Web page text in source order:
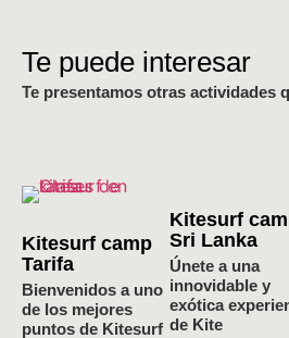
Te puede interesar
Te presentamos otras actividades
Kitesurf camp
Tarifa
Bienvenidos a uno
de los mejores
puntos de Kitesurf
Kitesurf
Sri Lanka
Únete a una
innovidable y
exótica
de Kite